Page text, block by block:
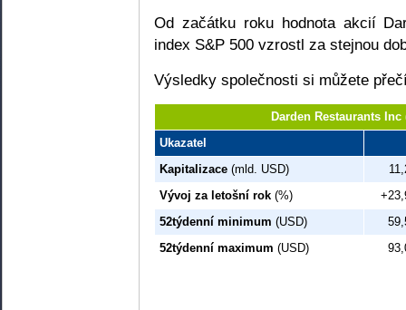
Od začátku roku hodnota akcií
index S&P 500 vzrostl za stejnou
Výsledky společnosti si můžete
Darden Restaurants Inc
Ukazatel
Kapitalizace (mld. USD)
Vývoj za letošní rok (%)
52týdenní minimum (USD)
52týdenní maximum (USD)